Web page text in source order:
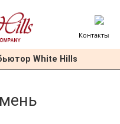
Контакты
White Hills